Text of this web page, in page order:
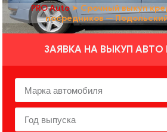
PRO Auto➤ Срочный выкуп
посредников —
ЗАЯВКА НА ВЫКУП